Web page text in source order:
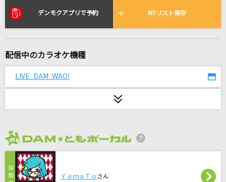
リアルタイムで歌われている曲の一覧
とても素敵な六月でした
Monkey Dance
宮本浩次×櫻井和寿 organized by ap bank
デンモクアプリで予約 MYリスト保存
配信中のカラオケ機種
LIVE DAM WAO!
ＹａｍａＴｏ さん